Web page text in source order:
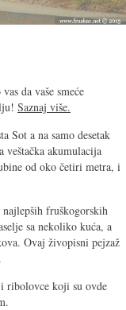
da vaše smeće
Saznaj više.
Sot a na samo desetak
veštačka akumulacija
od oko četiri metra, i
fruškogorskih
sa nekoliko kuća, a
Ovaj živopisni pejzaž
i ribolovce koji su ovde